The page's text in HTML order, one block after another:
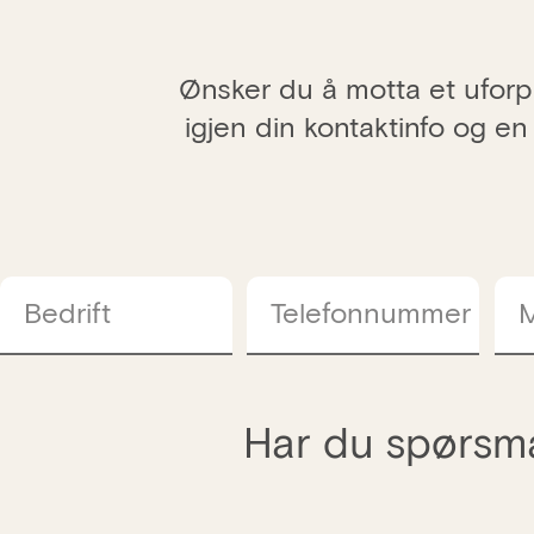
Ønsker du å motta et
igjen din kontaktinfo og
Bedrift Telefonnummer
Har du